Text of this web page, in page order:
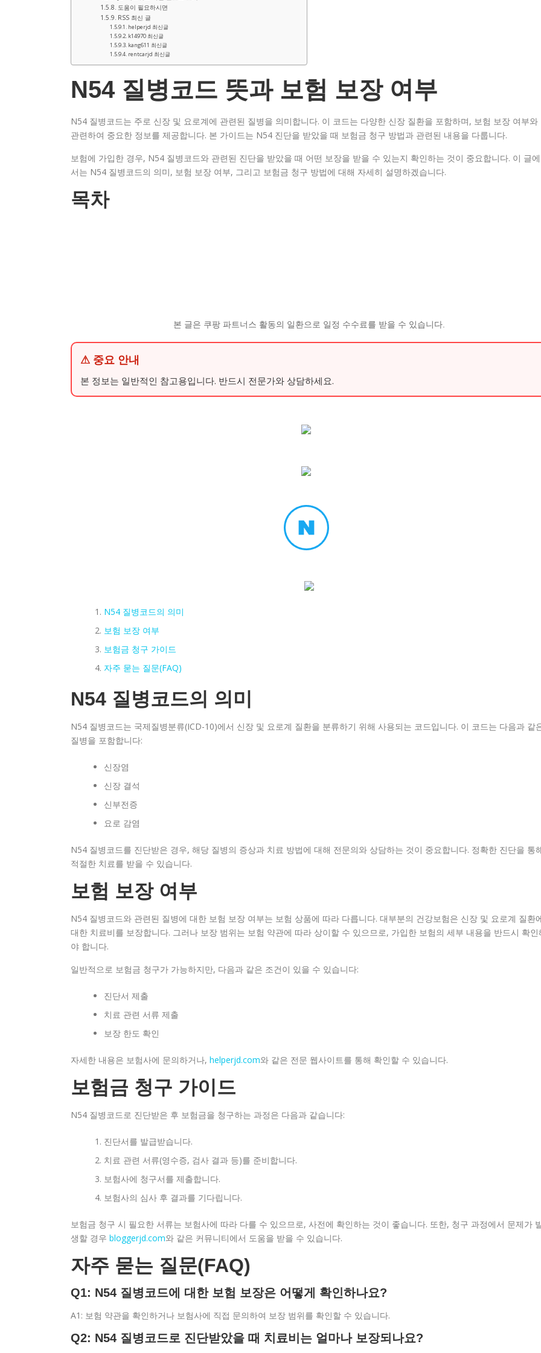
도움이 필요하시면
RSS 최신 글
helperjd 최신글
k14970 최신글
kang611 최신글
rentcarjd 최신글
N54 질병코드 뜻과 보험 보장 여부
N54 질병코드는 주로 신장 및 요로계에 관련된 질병을 의미합니다. 이 코드는 다양한 신장 질환을 포함하며, 보험 보장 여부와
관련하여 중요한 정보를 제공합니다. 본 가이드는 N54 진단을 받았을 때 보험금 청구 방법과 관련된 내용을 다룹니다.
보험에 가입한 경우, N54 질병코드와 관련된 진단을 받았을 때 어떤 보장을 받을 수 있는지 확인하는 것이 중요합니다. 이 글에
서는 N54 질병코드의 의미, 보험 보장 여부, 그리고 보험금 청구 방법에 대해 자세히 설명하겠습니다.
목차
본 글은 쿠팡 파트너스 활동의 일환으로 일정 수수료를 받을 수 있습니다.
⚠ 중요 안내
본 정보는 일반적인 참고용입니다. 반드시 전문가와 상담하세요.
N54 질병코드의 의미
보험 보장 여부
보험금 청구 가이드
자주 묻는 질문(FAQ)
N54 질병코드의 의미
N54 질병코드는 국제질병분류(ICD-10)에서 신장 및 요로계 질환을 분류하기 위해 사용되는 코드입니다. 이 코드는 다음과 같
질병을 포함합니다:
신장염
신장 결석
신부전증
요로 감염
N54 질병코드를 진단받은 경우, 해당 질병의 증상과 치료 방법에 대해 전문의와 상담하는 것이 중요합니다. 정확한 진단을 통
적절한 치료를 받을 수 있습니다.
보험 보장 여부
N54 질병코드와 관련된 질병에 대한 보험 보장 여부는 보험 상품에 따라 다릅니다. 대부분의 건강보험은 신장 및 요로계 질환
대한 치료비를 보장합니다. 그러나 보장 범위는 보험 약관에 따라 상이할 수 있으므로, 가입한 보험의 세부 내용을 반드시 확인
야 합니다.
일반적으로 보험금 청구가 가능하지만, 다음과 같은 조건이 있을 수 있습니다:
진단서 제출
치료 관련 서류 제출
보장 한도 확인
자세한 내용은 보험사에 문의하거나, helperjd.com와 같은 전문 웹사이트를 통해 확인할 수 있습니다.
보험금 청구 가이드
N54 질병코드로 진단받은 후 보험금을 청구하는 과정은 다음과 같습니다:
진단서를 발급받습니다.
치료 관련 서류(영수증, 검사 결과 등)를 준비합니다.
보험사에 청구서를 제출합니다.
보험사의 심사 후 결과를 기다립니다.
보험금 청구 시 필요한 서류는 보험사에 따라 다를 수 있으므로, 사전에 확인하는 것이 좋습니다. 또한, 청구 과정에서 문제가
생할 경우 bloggerjd.com와 같은 커뮤니티에서 도움을 받을 수 있습니다.
자주 묻는 질문(FAQ)
Q1: N54 질병코드에 대한 보험 보장은 어떻게 확인하나요?
A1: 보험 약관을 확인하거나 보험사에 직접 문의하여 보장 범위를 확인할 수 있습니다.
Q2: N54 질병코드로 진단받았을 때 치료비는 얼마나 보장되나요?